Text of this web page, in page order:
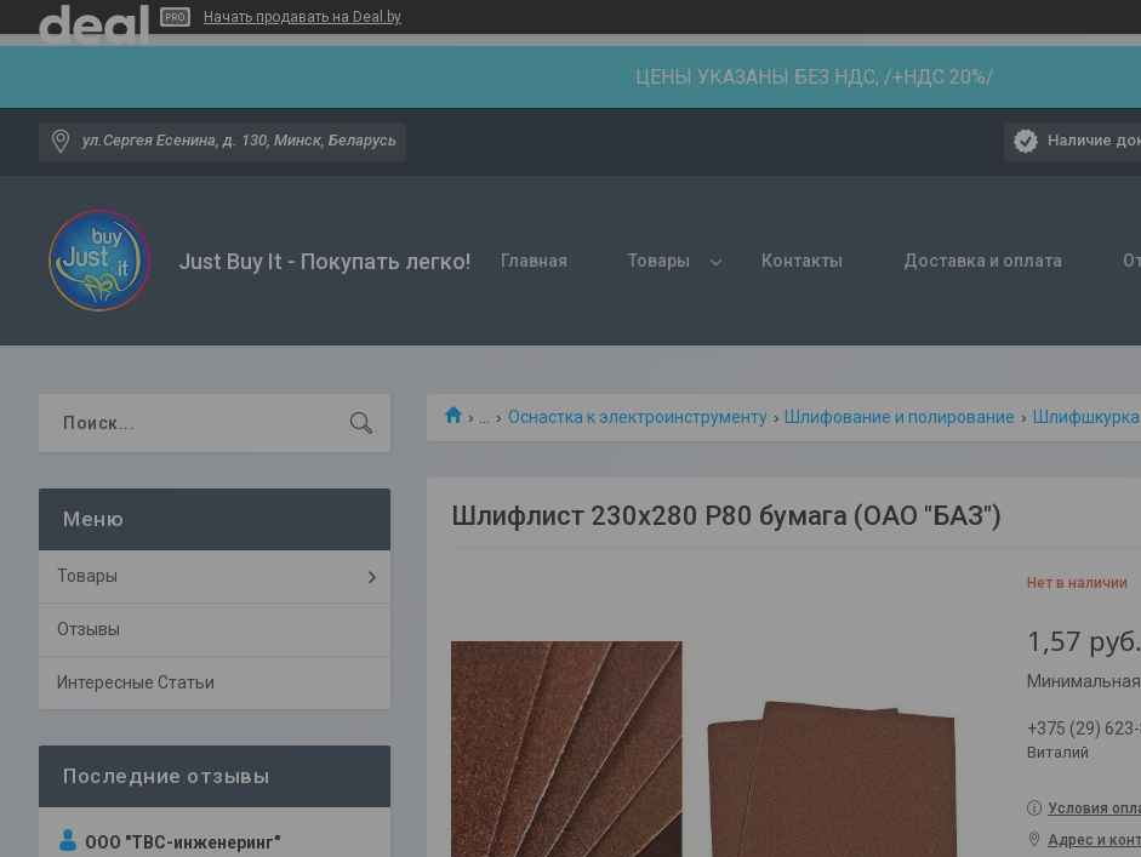
Начать продавать на Deal.by
ЦЕНЫ УКАЗАНЫ БЕЗ НДС, /+НДС 20%/
ул.Сергея Есенина, д. 130, Минск, Беларусь Наличие
Just Buy It - Покупать легко! Главная Товары Контакты Доставка и оплата
Оснастка к электроинструменту Шлифование и полирование Шлифшкурка
Шлифлист 230х280 Р80 бумага (ОАО "БАЗ")
Нет в наличии
1,57 руб.
Минимальная
+375 (29)
Виталий
Условия
Адрес и
Товары
Отзывы
Интересные Статьи
ООО "ТВС-инженеринг"